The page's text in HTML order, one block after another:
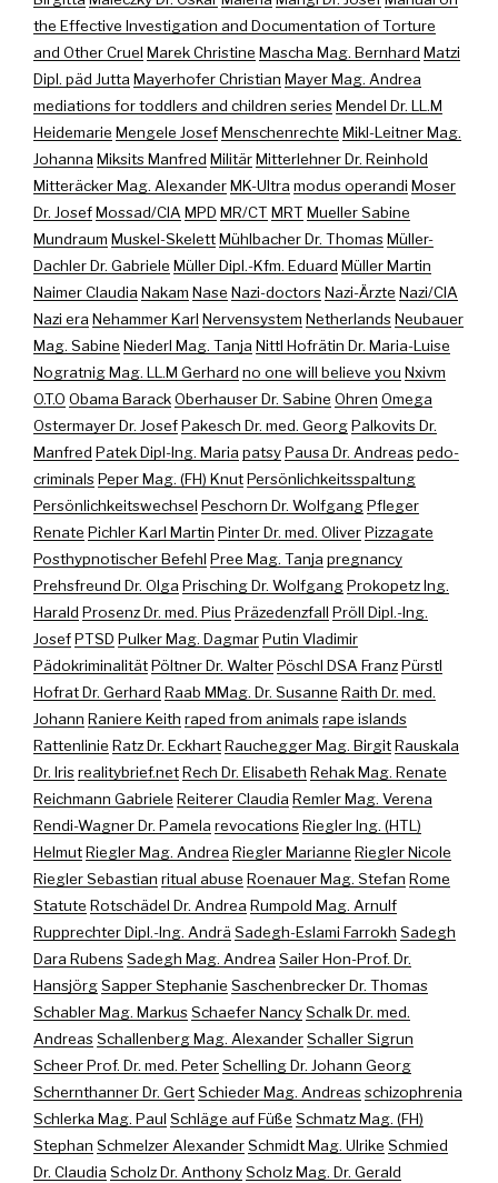
the Effective Investigation and Documentation of Torture
and Other Cruel Marek Christine Mascha Mag. Bernhard Matzi
Dipl. päd Jutta Mayerhofer Christian Mayer Mag. Andrea
mediations for toddlers and children seriesMendel Dr. LL.M
Heidemarie Mengele JosefMenschenrechte Mikl-Leitner Mag.
Johanna Miksits Manfred MilitärMitterlehner Dr. Reinhold
Mitteräcker Mag. AlexanderMK-Ultra modus operandi Moser
Dr. JosefMossad/CIA MPD MR/CT MRT Mueller Sabine
Mundraum Muskel-SkelettMühlbacher Dr. ThomasMüller-
Dachler Dr. Gabriele Müller Dipl.-Kfm. Eduard Müller Martin
Naimer Claudia Nakam Nase Nazi-doctorsNazi-Ärzte Nazi/CIA
Nazi era Nehammer Karl Nervensystem NetherlandsNeubauer
Mag. Sabine Niederl Mag. Tanja Nittl Hofrätin Dr. Maria-Luise
Nogratnig Mag. LL.M Gerhard no one will believe you Nxivm
O.T.O Obama BarackOberhauser Dr. Sabine Ohren Omega
Ostermayer Dr. JosefPakesch Dr. med. GeorgPalkovits Dr.
Manfred Patek Dipl-Ing. Maria patsyPausa Dr. Andreaspedo-
criminalsPeper Mag. (FH) KnutPersönlichkeitsspaltung
Persönlichkeitswechsel Peschorn Dr. WolfgangPfleger
Renate Pichler Karl Martin Pinter Dr. med. OliverPizzagate
Posthypnotischer Befehl Pree Mag. Tanja pregnancy
Prehsfreund Dr. Olga Prisching Dr. WolfgangProkopetz Ing.
Harald Prosenz Dr. med. PiusPräzedenzfall Pröll Dipl.-Ing.
JosefPTSD Pulker Mag. DagmarPutin Vladimir
PädokriminalitätPöltner Dr. WalterPöschl DSA FranzPürstl
Hofrat Dr. Gerhard Raab MMag. Dr. Susanne Raith Dr. med.
Johann Raniere Keith raped from animalsrape islands
Rattenlinie Ratz Dr. EckhartRauchegger Mag. BirgitRauskala
Dr. Irisrealitybrief.netRech Dr. Elisabeth Rehak Mag. Renate
Reichmann Gabriele Reiterer Claudia Remler Mag. Verena
Rendi-Wagner Dr. Pamela revocationsRiegler Ing. (HTL)
HelmutRiegler Mag. Andrea Riegler Marianne Riegler Nicole
Riegler Sebastian ritual abuse Roenauer Mag. Stefan Rome
Statute Rotschädel Dr. Andrea Rumpold Mag. Arnulf
Rupprechter Dipl.-Ing. Andrä Sadegh-Eslami Farrokh Sadegh
Dara RubensSadegh Mag. Andrea Sailer Hon-Prof. Dr.
HansjörgSapper Stephanie Saschenbrecker Dr. Thomas
Schabler Mag. MarkusSchaefer NancySchalk Dr. med.
AndreasSchallenberg Mag. AlexanderSchaller Sigrun
Scheer Prof. Dr. med. PeterSchelling Dr. Johann Georg
Schernthanner Dr. GertSchieder Mag. Andreasschizophrenia
Schlerka Mag. Paul Schläge auf Füße Schmatz Mag. (FH)
Stephan Schmelzer AlexanderSchmidt Mag. Ulrike Schmied
Dr. Claudia Scholz Dr. AnthonyScholz Mag. Dr. Gerald